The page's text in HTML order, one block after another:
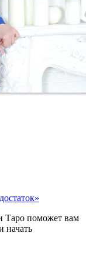
Таро поможет вам
начать